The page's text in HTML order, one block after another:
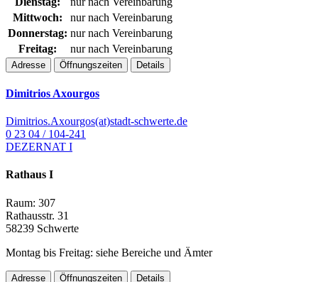
Mittwoch:
nur nach Vereinbarung
Donnerstag: nur nach Vereinbarung
Freitag:
nur nach Vereinbarung
Adresse Öffnungszeiten Details
Dimitrios Axourgos
Dimitrios.Axourgos(at)stadt-schwerte.de
0 23 04 / 104-241
DEZERNAT I
Rathaus I
Raum: 307
Rathausstr. 31
58239 Schwerte
Montag bis Freitag: siehe Bereiche und Ämter
Adresse Öffnungszeiten Details